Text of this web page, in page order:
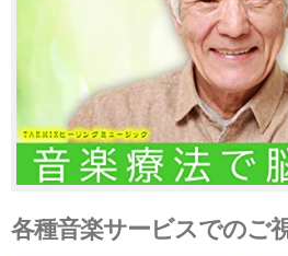
各種音楽サービスでのご